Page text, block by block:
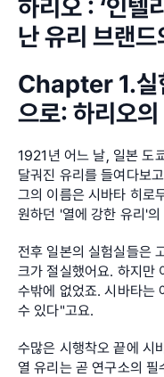
하리오 : ‘인텔
난 유리 브랜
Chapter 1.실
으로: 하리오
1921년 어느 날, 일본 도
달궈진 유리를 들여다보
그의 이름은 시바타 히로
원하던 '열에 강한 유리'
전후 일본의 실험실들은
크가 절실했어요. 하지만
수밖에 없었죠. 시바타는
수 있다"고요.
수많은 시행착오 끝에 시
열 유리는 곧 연구소의